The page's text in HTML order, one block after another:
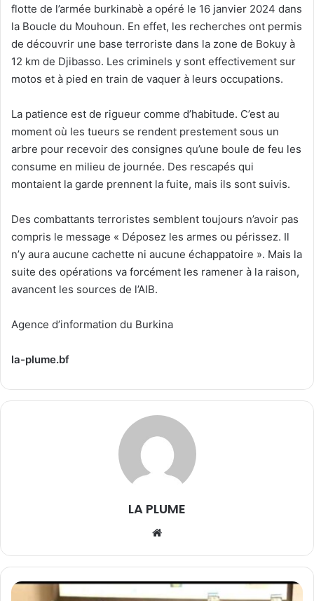
flotte de l’armée burkinabè a opéré le 16 janvier 2024 dans
la Boucle du Mouhoun. En effet, les recherches ont permis
de découvrir une base terroriste dans la zone de Bokuy à
12 km de Djibasso. Les criminels y sont effectivement sur
motos et à pied en train de vaquer à leurs occupations.
La patience est de rigueur comme d’habitude. C’est au
moment où les tueurs se rendent prestement sous un
arbre pour recevoir des consignes qu’une boule de feu les
consume en milieu de journée. Des rescapés qui
montaient la garde prennent la fuite, mais ils sont suivis.
Des combattants terroristes semblent toujours n’avoir pas
compris le message « Déposez les armes ou périssez. Il
n’y aura aucune cachette ni aucune échappatoire ». Mais la
suite des opérations va forcément les ramener à la raison,
avancent les sources de l’AIB.
Agence d’information du Burkina
la-plume.bf
LA PLUME
te
D